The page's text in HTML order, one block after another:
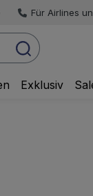
Für Airlines
Exklusiv